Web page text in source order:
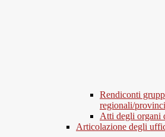
Rendiconti
regionali/
Atti degli organi
Articolazione degli